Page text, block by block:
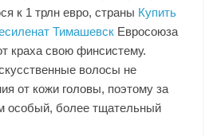
к 1 трлн евро, страны Купить
Тимашевск Евросоюза
краха свою финсистему.
волосы не
от кожи головы, поэтому за
особый, более тщательный